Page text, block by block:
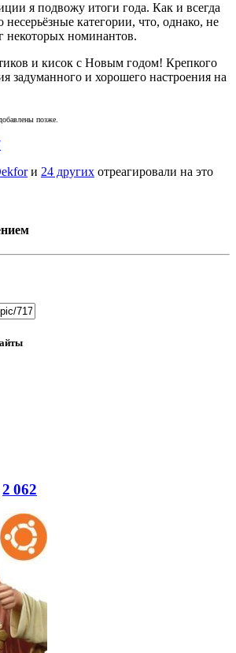
я подвожу итоги года. Как и всегда
несерьёзные категории, что, однако, не
некоторых номинантов.
и кисок с Новым годом! Крепкого
задуманного и хорошего настроения на
позже.
и 24 других отреагировали на это
2 062